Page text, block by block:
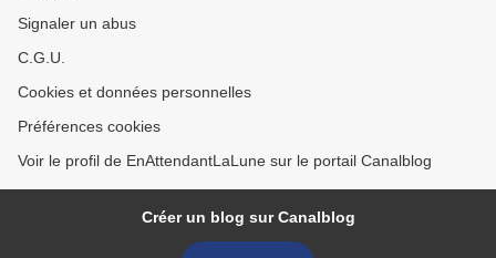
Signaler un abus
C.G.U.
Cookies et données personnelles
Préférences cookies
Voir le profil de EnAttendantLaLune sur le portail Canalblog
Créer un blog sur Canalblog